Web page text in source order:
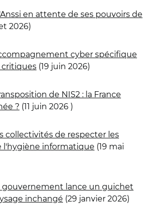
en attente de ses pouvoirs de
2026)
cyber spécifique
critiques (19 juin 2026)
de NIS2 : la France
? (11 juin 2026 )
collectivités de respecter les
l'hygiène informatique (19 mai
gouvernement lance un guichet
inchangé (29 janvier 2026)